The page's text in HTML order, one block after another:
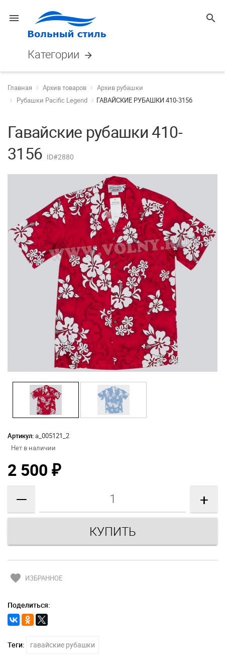
menu search
Категории arrow_forward
Главная Архив товаров
Архив рубашки
Рубашки Pacific Legend
ГАВАЙСКИЕ РУБАШКИ 410-3156
Гавайские рубашки 410-
3156 ID#2880
Артикул:а_005121_2
Нет в наличии
2 500 ₽
— +
favorite ИЗБРАННОЕ
Поделиться:
Теги: гавайские рубашки